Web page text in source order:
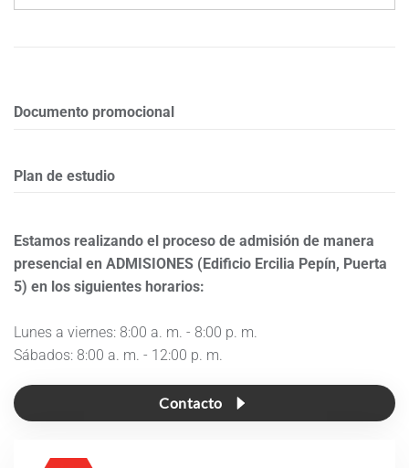
Documento promocional
Plan de estudio
Estamos realizando el proceso de admisión de manera
presencial en ADMISIONES (Edificio Ercilia Pepín, Puerta
5) en los siguientes horarios:
Lunes a viernes: 8:00 a. m. - 8:00 p. m.
Sábados: 8:00 a. m. - 12:00 p. m.
Contacto